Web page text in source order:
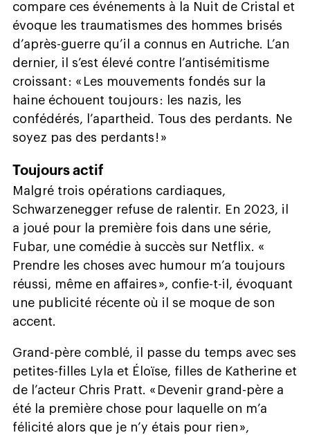
compare ces événements à la Nuit de Cristal et
évoque les traumatismes des hommes brisés
d’après-guerre qu’il a connus en Autriche. L’an
dernier, il s’est élevé contre l’antisémitisme
croissant : « Les mouvements fondés sur la
haine échouent toujours : les nazis, les
confédérés, l’apartheid. Tous des perdants. Ne
soyez pas des perdants ! »
Toujours actif
Malgré trois opérations cardiaques,
Schwarzenegger refuse de ralentir. En 2023, il
a joué pour la première fois dans une série,
Fubar, une comédie à succès sur Netflix. «
Prendre les choses avec humour m’a toujours
réussi, même en affaires », confie-t-il, évoquant
une publicité récente où il se moque de son
accent.
Grand-père comblé, il passe du temps avec ses
petites-filles Lyla et Éloïse, filles de Katherine et
de l’acteur Chris Pratt. « Devenir grand-père a
été la première chose pour laquelle on m’a
félicité alors que je n’y étais pour rien »,